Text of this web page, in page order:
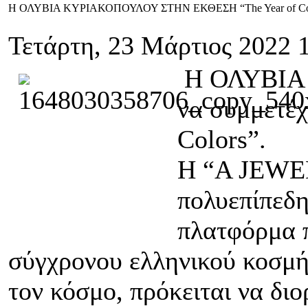
Η ΟΛΥΒΙΑ ΚΥΡΙΑΚΟΠΟΥΛΟΥ ΣΤΗΝ ΕΚΘΕΣΗ “The Year of
Τετάρτη, 23 Μάρτιος 2022
Η ΟΛΥΒΙΑ
να
Colors”.
Η “A
πλατφόρμα
σύγχρονου ελληνικού
τον κόσμο, πρόκειται να